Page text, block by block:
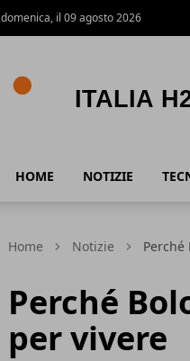
domenica, il 09 agosto 2026
HOME NOTIZIE
Home Notizie
Perché
per vivere